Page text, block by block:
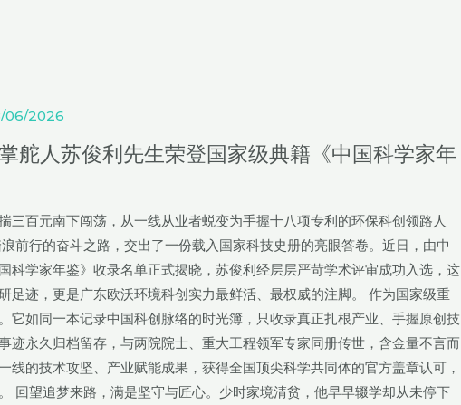
06/2026
舵人苏俊利先生荣登国家级典籍《中国科学家年
百元南下闯荡，从一线从业者蜕变为手握十八项专利的环保科创领路人
行的奋斗之路，交出了一份载入国家科技史册的亮眼答卷。近日，由中
科学家年鉴》收录名单正式揭晓，苏俊利经层层严苛学术评审成功入选，这
足迹，更是广东欧沃环境科创实力最鲜活、最权威的注脚。 作为国家级重
它如同一本记录中国科创脉络的时光簿，只收录真正扎根产业、手握原创技
迹永久归档留存，与两院院士、重大工程领军专家同册传世，含金量不言而
的技术攻坚、产业赋能成果，获得全国顶尖科学共同体的官方盖章认可，
回望追梦来路，满是坚守与匠心。少时家境清贫，他早早辍学却从未停下